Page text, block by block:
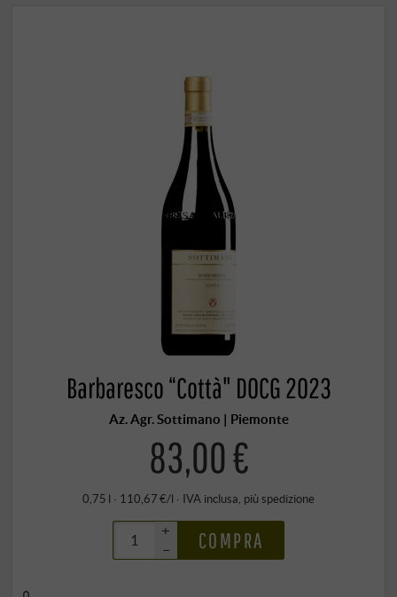
Barbaresco “Cottà" DOCG 2023
Az. Agr. Sottimano | Piemonte
83,00 €
0,75 l · 110,67 €/l · IVA inclusa , più spedizione
+
–
COMPRA